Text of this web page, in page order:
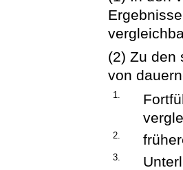
(2) Zu den
von
1.
2.
3.